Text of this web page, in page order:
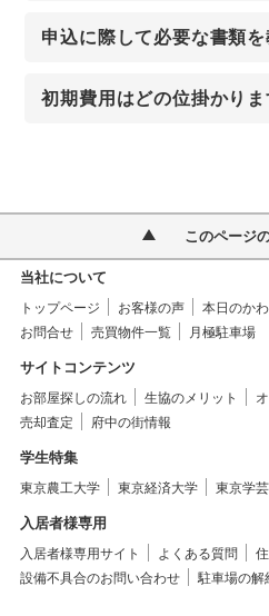
申込に際して必要な書類
初期費用はどの位掛かりま
このページ
当社について
トップページ お客様の声 本日のか
お問合せ
売買物件一覧 月極駐車場
サイトコンテンツ
お部屋探しの流れ 生協のメリット
売却査定
府中の街情報
学生特集
東京農工大学 東京経済大学 東京学
入居者様専用
入居者様専用サイト よくある質問
設備不具合のお問い合わせ
駐車場の解